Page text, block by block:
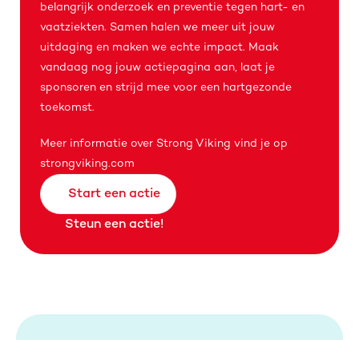
belangrijk onderzoek en preventie tegen hart- en
vaatziekten. Samen halen we meer uit jouw
uitdaging en maken we echte impact. Maak
vandaag nog jouw actiepagina aan, laat je
sponsoren en strijd mee voor een hartgezonde
toekomst.
strongviking.com
Start een actie
Steun een actie!